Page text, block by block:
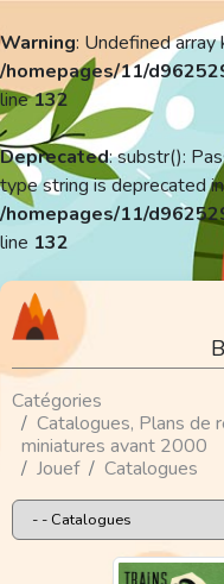
Warning: Undefined array
/homepages/11/
line132
Deprecated: substr():
type string is deprecated in
/homepages/11/
line 132
Catégories
Catalogues, Plans de
miniatures avant 2000
Jouef
Catalogues